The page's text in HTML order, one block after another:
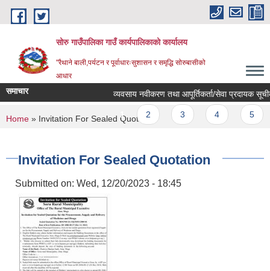
Skip to main content
सोरु गाउँपालिका गाउँ कार्यपालिकाको कार्यालय
"रैथाने बाली,पर्यटन र पूर्वाधारःसुशासन र समृद्धि सोरुबासीको
आधार
समाचार व्यवसाय नवीकरण तथा आपूर्तिकर्ता/सेवा प्रदायक
Pages
1
You are here
Home » Invitation For Sealed Quotation
Invitation For Sealed Quotation
Submitted on: Wed, 12/20/2023 - 18:45